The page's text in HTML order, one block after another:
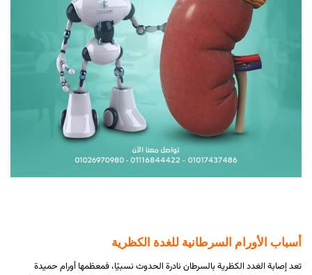
أسباب الأورام السرطانية للغدة الكظرية
تعد إصابة الغدد الكظرية بالسرطان نادرة الحدوث نسبيًا، فمعظمها أورام حميدة